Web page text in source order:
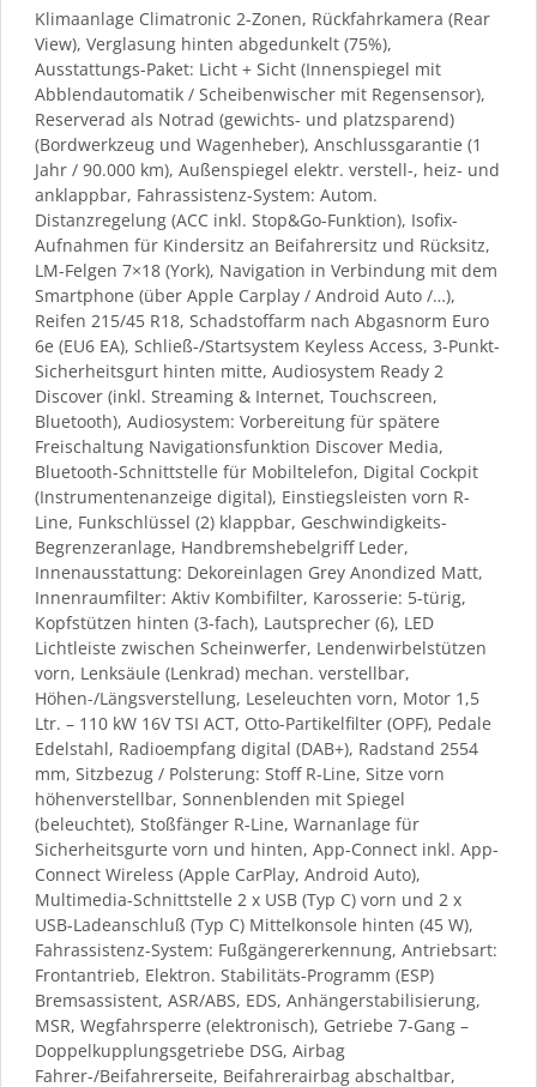
Klimaanlage Climatronic 2-Zonen, Rückfahrkamera (Rear
View), Verglasung hinten abgedunkelt (75%),
Ausstattungs-Paket: Licht + Sicht (Innenspiegel mit
Abblendautomatik / Scheibenwischer mit Regensensor),
Reserverad als Notrad (gewichts- und platzsparend)
(Bordwerkzeug und Wagenheber), Anschlussgarantie (1
Jahr / 90.000 km), Außenspiegel elektr. verstell-, heiz- und
anklappbar, Fahrassistenz-System: Autom.
Distanzregelung (ACC inkl. Stop&Go-Funktion), Isofix-
Aufnahmen für Kindersitz an Beifahrersitz und Rücksitz,
LM-Felgen 7×18 (York), Navigation in Verbindung mit dem
Smartphone (über Apple Carplay / Android Auto /…),
Reifen 215/45 R18, Schadstoffarm nach Abgasnorm Euro
6e (EU6 EA), Schließ-/Startsystem Keyless Access, 3-Punkt-
Sicherheitsgurt hinten mitte, Audiosystem Ready 2
Discover (inkl. Streaming & Internet, Touchscreen,
Bluetooth), Audiosystem: Vorbereitung für spätere
Freischaltung Navigationsfunktion Discover Media,
Bluetooth-Schnittstelle für Mobiltelefon, Digital Cockpit
(Instrumentenanzeige digital), Einstiegsleisten vorn R-
Line, Funkschlüssel (2) klappbar, Geschwindigkeits-
Begrenzeranlage, Handbremshebelgriff Leder,
Innenausstattung: Dekoreinlagen Grey Anondized Matt,
Innenraumfilter: Aktiv Kombifilter, Karosserie: 5-türig,
Kopfstützen hinten (3-fach), Lautsprecher (6), LED
Lichtleiste zwischen Scheinwerfer, Lendenwirbelstützen
vorn, Lenksäule (Lenkrad) mechan. verstellbar,
Höhen-/Längsverstellung, Leseleuchten vorn, Motor 1,5
Ltr. – 110 kW 16V TSI ACT, Otto-Partikelfilter (OPF), Pedale
Edelstahl, Radioempfang digital (DAB+), Radstand 2554
mm, Sitzbezug / Polsterung: Stoff R-Line, Sitze vorn
höhenverstellbar, Sonnenblenden mit Spiegel
(beleuchtet), Stoßfänger R-Line, Warnanlage für
Sicherheitsgurte vorn und hinten, App-Connect inkl. App-
Connect Wireless (Apple CarPlay, Android Auto),
Multimedia-Schnittstelle 2 x USB (Typ C) vorn und 2 x
USB-Ladeanschluß (Typ C) Mittelkonsole hinten (45 W),
Fahrassistenz-System: Fußgängererkennung, Antriebsart:
Frontantrieb, Elektron. Stabilitäts-Programm (ESP)
Bremsassistent, ASR/ABS, EDS, Anhängerstabilisierung,
MSR, Wegfahrsperre (elektronisch), Getriebe 7-Gang –
Doppelkupplungsgetriebe DSG, Airbag
Fahrer-/Beifahrerseite, Beifahrerairbag abschaltbar,